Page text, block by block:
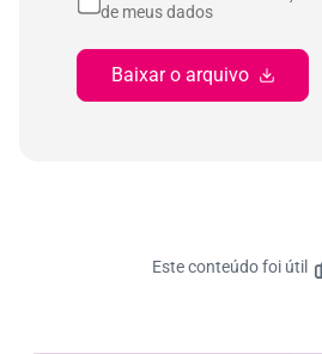
de meus dados
Baixar o arquivo
Este conteúdo foi útil